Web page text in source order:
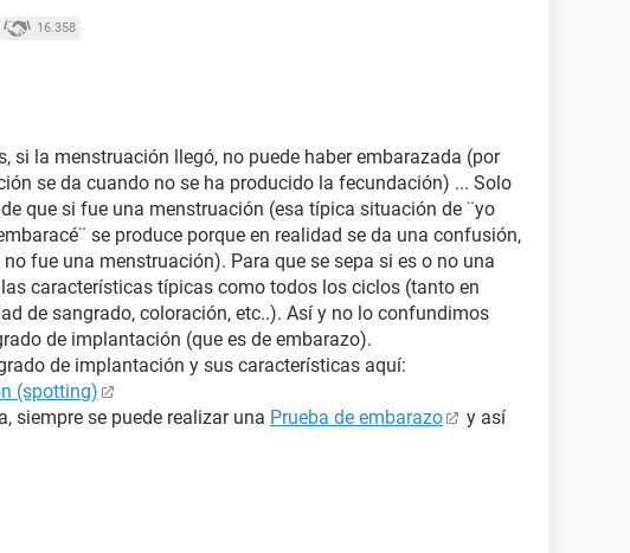
16.358
si la menstruación llegó, no puede haber embarazada (por
se da cuando no se ha producido la fecundación) ... Solo
que si fue una menstruación (esa típica situación de ¨yo
se produce porque en realidad se da una confusión,
fue una menstruación). Para que se sepa si es o no una
características típicas como todos los ciclos (tanto en
de sangrado, coloración, etc..). Así y no lo confundimos
de implantación (que es de embarazo).
de implantación y sus características aquí:
(spotting)
siempre se puede realizar una Prueba de embarazo
y así